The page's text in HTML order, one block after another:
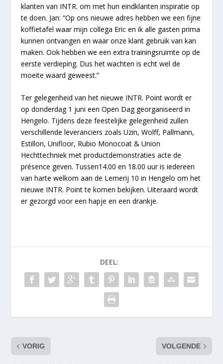
klanten van INTR. om met hun eindklanten inspiratie op
te doen. Jan: “Op ons nieuwe adres hebben we een fijne
koffietafel waar mijn collega Eric en ik alle gasten prima
kunnen ontvangen en waar onze klant gebruik van kan
maken. Ook hebben we een extra trainingsruimte op de
eerste verdieping. Dus het wachten is echt wel de
moeite waard geweest.”
Ter gelegenheid van het nieuwe INTR. Point wordt er
op donderdag 1 juni een Open Dag georganiseerd in
Hengelo. Tijdens deze feestelijke gelegenheid zullen
verschillende leveranciers zoals Uzin, Wolff, Pallmann,
Estillon, Unifloor, Rubio Monocoat & Union
Hechttechniek met productdemonstraties acte de
présence geven. Tussen14.00 en 18.00 uur is iedereen
van harte welkom aan de Lemerij 10 in Hengelo om het
nieuwe INTR. Point te komen bekijken. Uiteraard wordt
er gezorgd voor een hapje en een drankje.
DEEL:
VORIG VOLGENDE